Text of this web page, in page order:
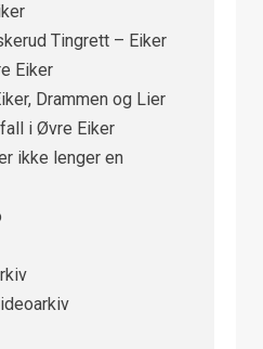
Tingrett – Eiker
Eiker
Drammen og Lier
i Øvre Eiker
ikke lenger en